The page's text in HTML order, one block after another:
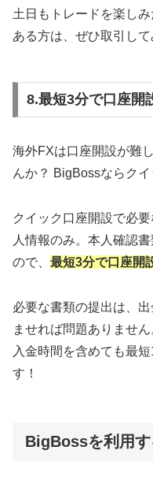
土日もトレードを楽し
ある方は、ぜひ取引して
8.最短3分で口座開
海外FXは口座開設が難
んか？ BigBossならク
クイック口座開設で必
人情報のみ。本人確認
ので、 最短3分で口座開
必要な書類の提出は、
ませれば問題ありませ
入金時間を含めても最
す！
BigBossを利用す